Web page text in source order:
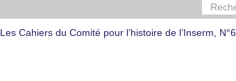
Les Cahiers du Comité pour l’histoire de l’Inserm, N°6